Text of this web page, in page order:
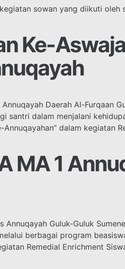
sowan yang diikuti oleh
Ke-
Daerah Al-Furqaan
santri dalam menjalani
dalam kegiatan
MA 1
Annuqayah Guluk-Guluk
berbagai program
Remedial Enrichment